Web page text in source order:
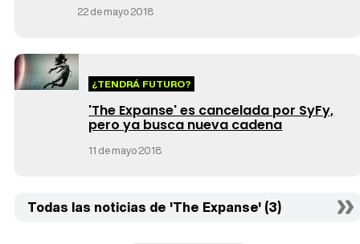
22 de mayo 2018
¿TENDRÁ FUTURO?
'The Expanse' es cancelada por SyFy,
pero ya busca nueva cadena
11 de mayo 2018
Todas las noticias de 'The Expanse' (3)